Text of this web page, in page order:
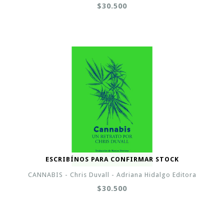
$30.500
ESCRIBÍNOS PARA CONFIRMAR STOCK
CANNABIS - Chris Duvall - Adriana Hidalgo Editora
$30.500